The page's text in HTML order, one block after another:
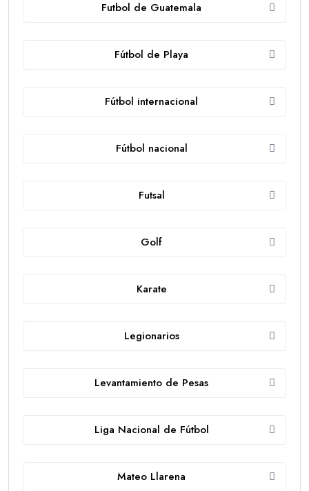
Futbol de Guatemala
Fútbol de Playa
Fútbol internacional
Fútbol nacional
Futsal
Golf
Karate
Legionarios
Levantamiento de Pesas
Liga Nacional de Fútbol
Mateo Llarena